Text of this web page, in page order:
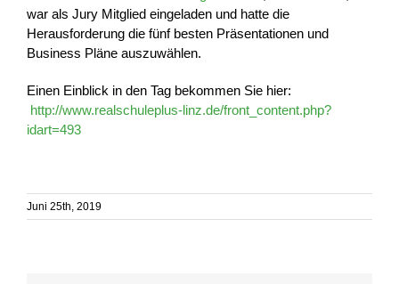
war als Jury Mitglied eingeladen und hatte die
Herausforderung die fünf besten Präsentationen und
Business Pläne auszuwählen.
Einen Einblick in den Tag bekommen Sie hier:
http://www.realschuleplus-linz.de/front_content.php?
idart=493
Juni 25th, 2019